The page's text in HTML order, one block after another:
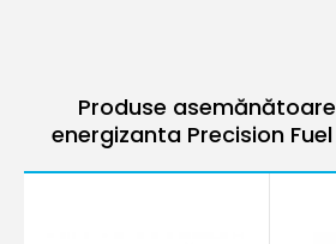
Produse
energizanta Precision Fuel